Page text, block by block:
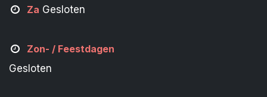
Za Gesloten
Zon- / Feestdagen
Gesloten